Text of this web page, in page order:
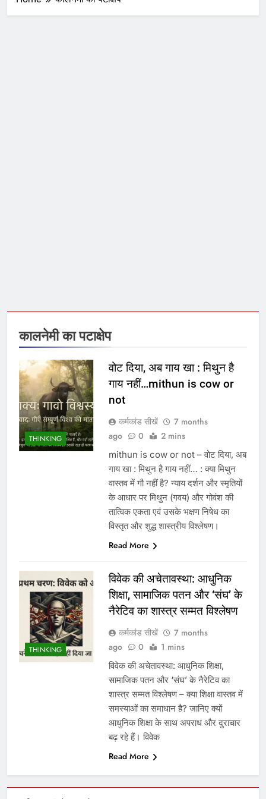
कालनेमी का पटाक्षेप
THINKING
वोट दिया, अब गाय खा : मिथुन है
गाय नहीं…mithun is cow or
not
कर्मकांड सीखें
7 months
ago
0 2 mins
mithun is cow or not – वोट दिया, अब
गाय खा : मिथुन है गाय नहीं… : क्या मिथुन
वास्तव में गौ नहीं है? न्याय दर्शन और स्मृतियों
के आधार पर मिथुन (गवय) और गोवंश की
तात्विक एकता एवं उसके भक्षण निषेध का
विस्तृत और शुद्ध शास्त्रीय विश्लेषण।
Read More
THINKING
विवेक की अचेतावस्था: आधुनिक
शिक्षा, सामाजिक पतन और ‘संघ’ के
नैरेटिव का शास्त्र सम्मत विश्लेषण
कर्मकांड सीखें
7 months
ago
0 1 mins
विवेक की अचेतावस्था: आधुनिक शिक्षा,
सामाजिक पतन और ‘संघ’ के नैरेटिव का
शास्त्र सम्मत विश्लेषण – क्या शिक्षा वास्तव में
समस्याओं का समाधान है? जानिए क्यों
आधुनिक शिक्षा के साथ अपराध और दुराचार
बढ़ रहे हैं। विवेक
Read More